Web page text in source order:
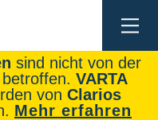
sind nicht von der
betroffen. VARTA
von Clarios
Mehr erfahren